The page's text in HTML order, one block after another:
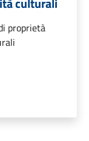
proprietà